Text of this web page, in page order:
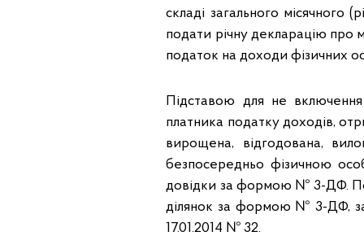
складі загального місячного
подати річну декларацію про
податок на доходи фізичних
Підставою для не включення
платника податку доходів,
вирощена, відгодована,
безпосередньо фізичною
довідки за формою № 3-ДФ.
ділянок за формою № 3-ДФ,
17.01.2014 № 32.